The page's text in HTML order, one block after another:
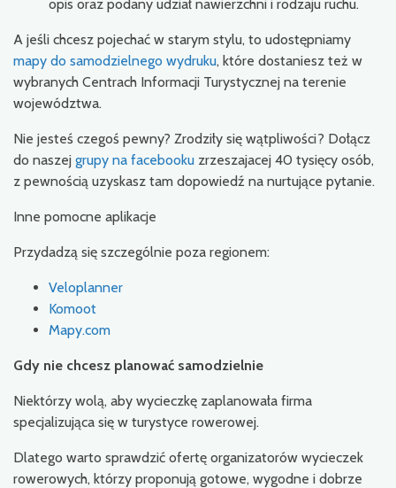
opis oraz podany udział nawierzchni i rodzaju ruchu.
A jeśli chcesz pojechać w starym stylu, to udostępniamy
mapy do samodzielnego wydruku, które dostaniesz też w
wybranych Centrach Informacji Turystycznej na terenie
województwa.
Nie jesteś czegoś pewny? Zrodziły się wątpliwości? Dołącz
do naszej grupy na facebooku zrzeszajacej 40 tysięcy osób,
z pewnością uzyskasz tam dopowiedź na nurtujące pytanie.
Inne pomocne aplikacje
Przydadzą się szczególnie poza regionem:
Veloplanner
Komoot
Mapy.com
Gdy nie chcesz planować samodzielnie
Niektórzy wolą, aby wycieczkę zaplanowała firma
specjalizująca się w turystyce rowerowej.
Dlatego warto sprawdzić ofertę organizatorów wycieczek
rowerowych, którzy proponują gotowe, wygodne i dobrze